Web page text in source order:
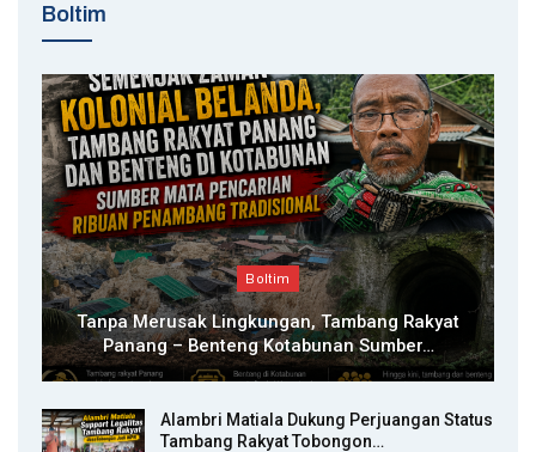
Boltim
Boltim
Tanpa Merusak Lingkungan, Tambang Rakyat
Panang – Benteng Kotabunan Sumber…
Alambri Matiala Dukung Perjuangan Status
Tambang Rakyat Tobongon…